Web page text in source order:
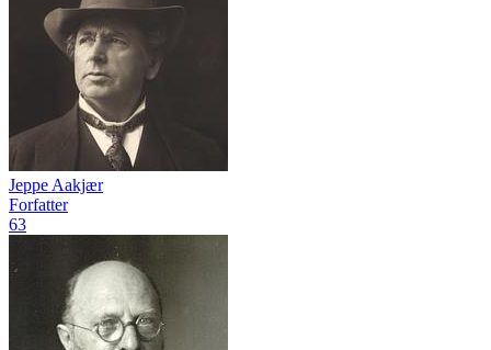
Jeppe Aakjær
Forfatter
63